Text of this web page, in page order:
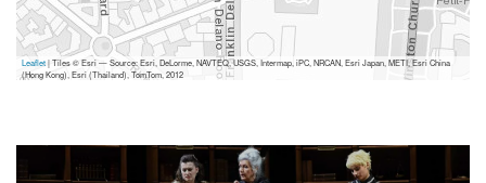
Leaflet| Tiles © Esri — Source: Esri, DeLorme, NAVTEQ, USGS, Intermap, iPC, NRCAN, Esri Japan, METI, Esri China
(Hong Kong), Esri (Thailand), TomTom, 2012